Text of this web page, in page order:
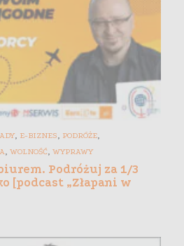
, E-BIZNES, PODRÓŻE,
, WOLNOŚĆ, WYPRAWY
Podróżuj za 1/3
[podcast „Złapani w